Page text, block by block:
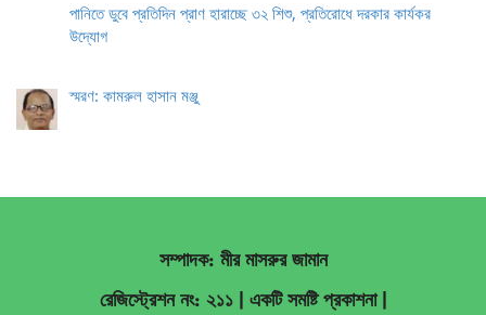
পানিতে ডুবে প্রতিদিন প্রাণ হারাচ্ছে ৩২ শিশু, প্রতিরোধে দরকার কার্যকর
উদ্যোগ
স্মরণ: কামরুল হাসান মঞ্জু
সম্পাদক: মীর মাসরুর জামান
রেজিস্ট্রেশন নং: ২১১ | একটি সমষ্টি প্রকাশনা